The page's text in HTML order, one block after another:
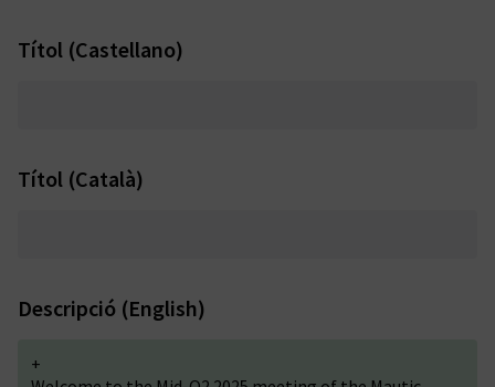
Títol (Castellano)
Títol (Català)
Descripció (English)
+